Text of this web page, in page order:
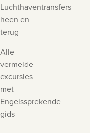
Luchthaventransfers
heen en
terug
Alle
vermelde
excursies
met
Engelssprekende
gids